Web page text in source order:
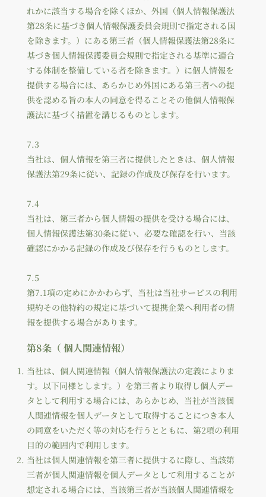
れかに該当する場合を除くほか、外国（個人情報保護法
第28条に基づき個人情報保護委員会規則で指定される国
を除きます。）にある第三者（個人情報保護法第28条に
基づき個人情報保護委員会規則で指定される基準に適合
する体制を整備している者を除きます。）に個人情報を
提供する場合には、あらかじめ外国にある第三者への提
供を認める旨の本人の同意を得ることその他個人情報保
護法に基づく措置を講じるものとします。
7.3
当社は、個人情報を第三者に提供したときは、個人情報
保護法第29条に従い、記録の作成及び保存を行います。
7.4
当社は、第三者から個人情報の提供を受ける場合には、
個人情報保護法第30条に従い、必要な確認を行い、当該
確認にかかる記録の作成及び保存を行うものとします。
7.5
第7.1項の定めにかかわらず、当社は当社サービスの利用
規約その他特約の規定に基づいて提携企業へ利用者の情
報を提供する場合があります。
第8条（ 個人関連情報）
当社は、個人関連情報（個人情報保護法の定義によりま
す。以下同様とします。）を第三者より取得し個人デー
タとして利用する場合には、あらかじめ、当社が当該個
人関連情報を個人データとして取得することにつき本人
の同意をいただく等の対応を行うとともに、第2項の利用
目的の範囲内で利用します。
当社は個人関連情報を第三者に提供するに際し、当該第
三者が個人関連情報を個人データとして利用することが
想定される場合には、当該第三者が当該個人関連情報を